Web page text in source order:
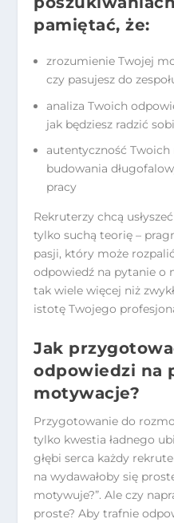
pamiętać, że:
zrozumienie Twojej
czy pasujesz do
analiza Twoich
jak będziesz radzić
autentyczność
budowania
pracy
Rekruterzy chcą
tylko suchą teorię –
pasji, który może
odpowiedź na pytanie o
tak wiele więcej niż
istotę Twojego
Jak
odpowiedzi na
motywacje?
Przygotowanie do
tylko kwestia ładnego
głębi serca każdy
na wydawałoby się
motywuje?”. Ale czy
proste? Aby trafnie